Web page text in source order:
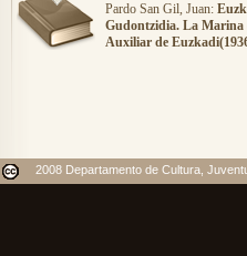
Pardo San Gil, Juan:
Gudontzidia. La Marina
Auxiliar de
2008 Departamento de Cultura,